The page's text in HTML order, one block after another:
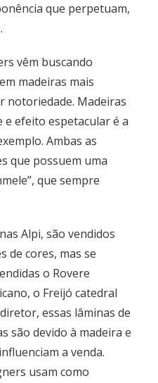
que perpetuam,
vêm buscando
madeiras mais
notoriedade. Madeiras
e efeito espetacular é a
Ambas as
que possuem uma
que sempre
Alpi, são vendidos
de cores, mas se
o Rovere
o Freijó catedral
essas lâminas de
são devido à madeira e
a venda.
usam como